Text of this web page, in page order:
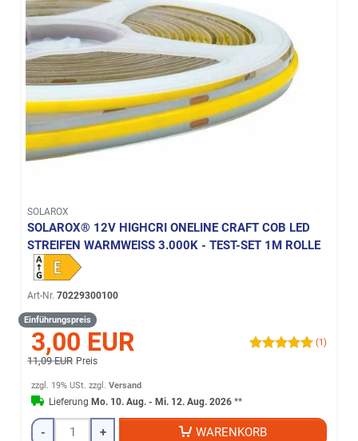
SOLAROX
SOLAROX® 12V HIGHCRI ONELINE CRAFT COB LED
STREIFEN WARMWEISS 3.000K - TEST-SET 1M ROLLE
Art-Nr. 70229300100
Einführungspreis
3,00 EUR (1)
11,09 EUR Preis
zzgl. 19% USt. zzgl.Versand
Lieferung Mo. 10. Aug. - Mi. 12. Aug. 2026 **
- + WARENKORB